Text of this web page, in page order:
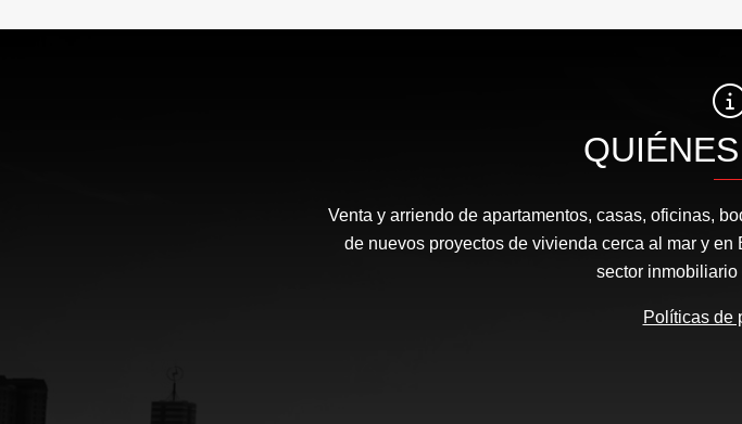
Venta y arriendo de apartamentos, casas, oficinas,
de nuevos proyectos de vivienda cerca al mar y
sector
Políticas de